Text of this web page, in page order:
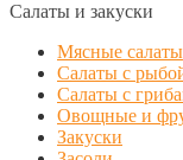
Салаты и закуски
Мясные салаты
Салаты с
Салаты с
Овощные и
Закуски